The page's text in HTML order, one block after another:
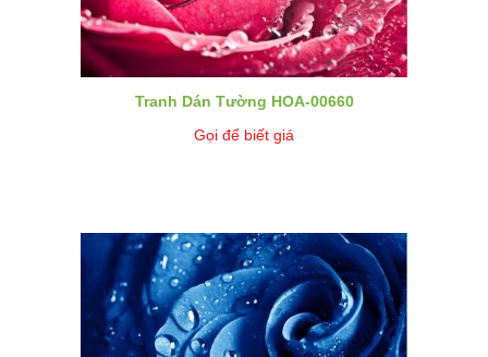
Tranh Dán Tường HOA-00660
Gọi để biết giá